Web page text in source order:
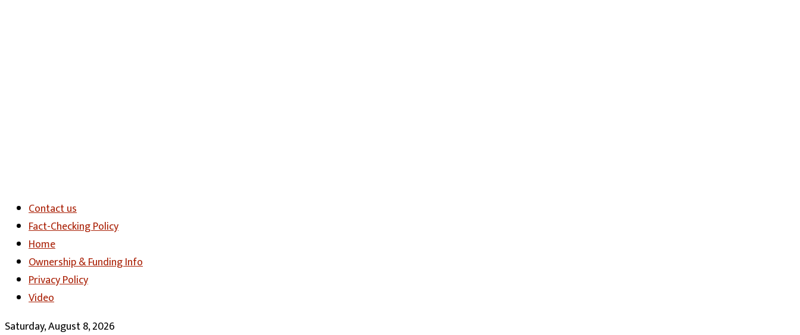
Contact us
Fact-Checking Policy
Home
Ownership & Funding Info
Privacy Policy
Video
Saturday, August 8, 2026